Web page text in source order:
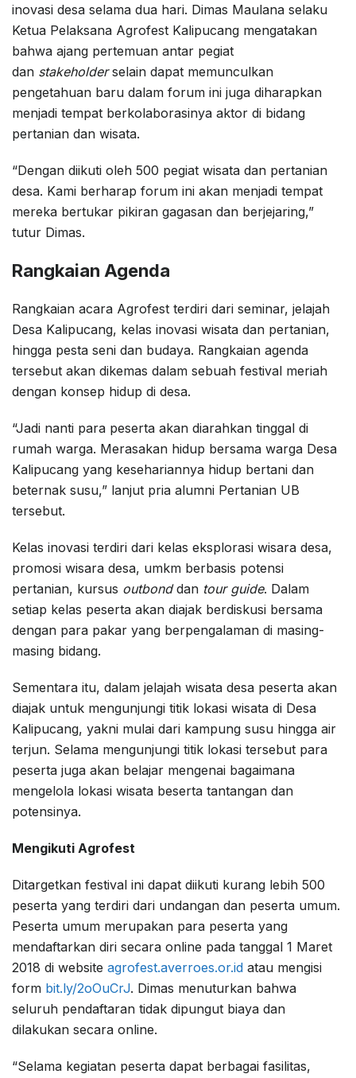
inovasi desa selama dua hari. Dimas Maulana selaku
Ketua Pelaksana Agrofest Kalipucang mengatakan
bahwa ajang pertemuan antar pegiat
dan stakeholderselain dapat memunculkan
pengetahuan baru dalam forum ini juga diharapkan
menjadi tempat berkolaborasinya aktor di bidang
pertanian dan wisata.
“Dengan diikuti oleh 500 pegiat wisata dan pertanian
desa. Kami berharap forum ini akan menjadi tempat
mereka bertukar pikiran gagasan dan berjejaring,”
tutur Dimas.
Rangkaian Agenda
Rangkaian acara Agrofest terdiri dari seminar, jelajah
Desa Kalipucang, kelas inovasi wisata dan pertanian,
hingga pesta seni dan budaya. Rangkaian agenda
tersebut akan dikemas dalam sebuah festival meriah
dengan konsep hidup di desa.
“Jadi nanti para peserta akan diarahkan tinggal di
rumah warga. Merasakan hidup bersama warga Desa
Kalipucang yang kesehariannya hidup bertani dan
beternak susu,” lanjut pria alumni Pertanian UB
tersebut.
Kelas inovasi terdiri dari kelas eksplorasi wisara desa,
promosi wisara desa, umkm berbasis potensi
pertanian, kursus outbonddan tour guide. Dalam
setiap kelas peserta akan diajak berdiskusi bersama
dengan para pakar yang berpengalaman di masing-
masing bidang.
Sementara itu, dalam jelajah wisata desa peserta akan
diajak untuk mengunjungi titik lokasi wisata di Desa
Kalipucang, yakni mulai dari kampung susu hingga air
terjun. Selama mengunjungi titik lokasi tersebut para
peserta juga akan belajar mengenai bagaimana
mengelola lokasi wisata beserta tantangan dan
potensinya.
Mengikuti Agrofest
Ditargetkan festival ini dapat diikuti kurang lebih 500
peserta yang terdiri dari undangan dan peserta umum.
Peserta umum merupakan para peserta yang
mendaftarkan diri secara online pada tanggal 1 Maret
2018 di website agrofest.averroes.or.id atau mengisi
form bit.ly/2oOuCrJ. Dimas menuturkan bahwa
seluruh pendaftaran tidak dipungut biaya dan
dilakukan secara online.
“Selama kegiatan peserta dapat berbagai fasilitas,